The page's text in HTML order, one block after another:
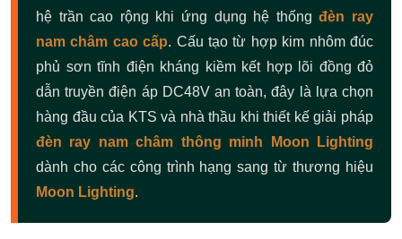
hệ trần cao rộng khi ứng dụng hệ thốngđèn ray
nam châm cao cấp. Cấu tạo từ hợp kim nhôm đúc
phủ sơn tĩnh điện kháng kiềm kết hợp lõi đồng đỏ
dẫn truyền điện áp DC48V an toàn, đây là lựa chọn
hàng đầu của KTS và nhà thầu khi thiết kế giải pháp
đèn ray nam châm thông minh Moon Lighting
dành cho các công trình hạng sang từ thương hiệu
Moon Lighting.